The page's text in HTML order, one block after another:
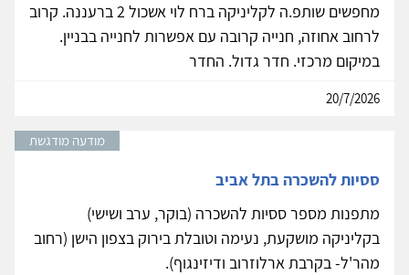
מחפשים שותפ.ה לקליניקה ברח לוי אשכול 2 ברעננה. קרוב
לרחוב אחוזה, חנייה קרובה עם אפשרות לחנייה בבניין.
במיקום מרכזי. חדר גדול. החדר
20/7/2026
מודעה מודגשת
ססיות להשכרה בתל אביב
מתפנות מספר ססיות להשכרה (בוקר, ערב ושישי)
בקליניקה מושקעת, נעימה וטובלת בירוק בצפון הישן (רחוב
מהר'ל- בקרבת ארלוזרוב ודיזינגוף).